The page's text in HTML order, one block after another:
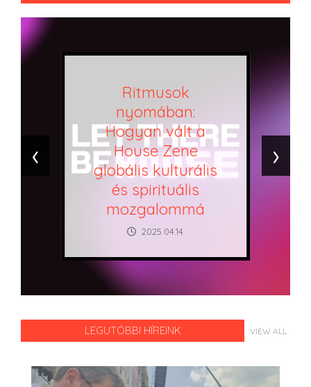
Ritmusok
nyomában:
Hogyan vált a
House Zene
globális kulturális
és spirituális
mozgalommá
2025.04.14.
‹ ›
LEGUTÓBBI HÍREINK VIEW ALL